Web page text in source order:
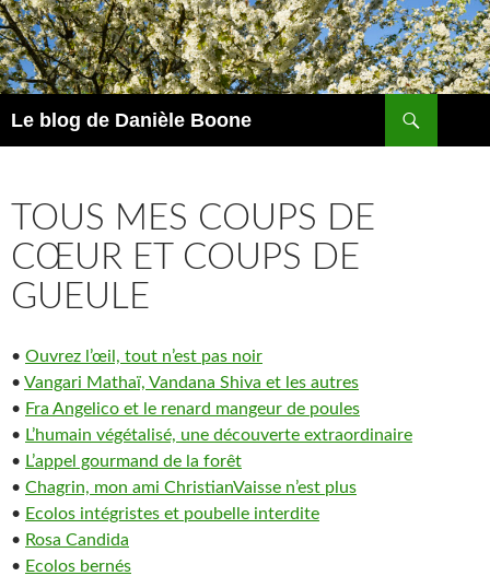
Aller
au
contenu
Le blog de Danièle Boone
TOUS MES COUPS DE
CŒUR ET COUPS DE
GUEULE
• Ouvrez l’œil, tout n’est pas noir
• Vangari Mathaï, Vandana Shiva et les autres
• Fra Angelico et le renard mangeur de poules
• L’humain végétalisé, une découverte extraordinaire
• L’appel gourmand de la forêt
• Chagrin, mon ami ChristianVaisse n’est plus
• Ecolos intégristes et poubelle interdite
• Rosa Candida
• Ecolos bernés